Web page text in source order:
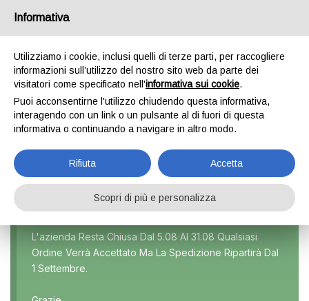
CARENS
Home Prodotto Modello Carens
Marca
Modello
L'azienda Resta Chiusa Dal 5.08 Al 31.08 Qualsiasi
Ordine Verrà Accettato Ma La Spedizione Ripartirà Dal
1 Settembre.
Informativa
Utilizziamo i cookie, inclusi quelli di terze parti, per raccogliere
informazioni sull’utilizzo del nostro sito web da parte dei
visitatori come specificato nell'informativa sui cookie.
Puoi acconsentirne l'utilizzo chiudendo questa informativa,
interagendo con un link o un pulsante al di fuori di questa
informativa o continuando a navigare in altro modo.
Rifiuta Accetta
Scopri di più e personalizza